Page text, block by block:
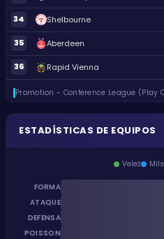
34 Shelbourne
35 Aberdeen
36 Rapid Vienna
Promotion - Conference League (Play
ESTADÍSTICAS DE EQUIPOS
Velež
FORMA
ATAQUE
DEFENSA
POISSON